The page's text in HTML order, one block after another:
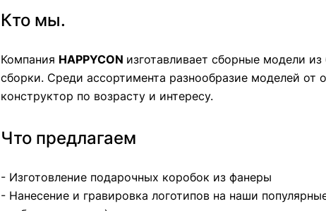
Кто мы.
Компания HAPPYCON изготавливает сборные модели
сборки. Среди ассортимента разнообразие моделей от
конструктор по возрасту и интересу.
Что предлагаем
- Изготовление подарочных коробок из фанеры
- Нанесение и гравировка логотипов на наши